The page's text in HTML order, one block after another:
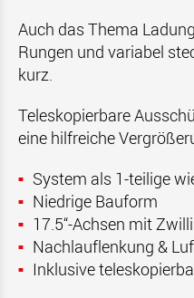
Auch das Thema
Rungen und variabel
kurz.
Teleskopierbare
eine hilfreiche
System als 1-teilige
Niedrige Bauform
17.5“-Achsen mit
Nachlauflenkung &
Inklusive